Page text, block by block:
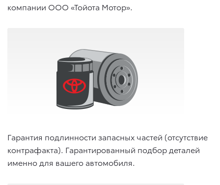
компании ООО «Тойота Мотор».
Гарантия подлинности запасных частей (отсутствие
контрафакта). Гарантированный подбор деталей
именно для вашего автомобиля.